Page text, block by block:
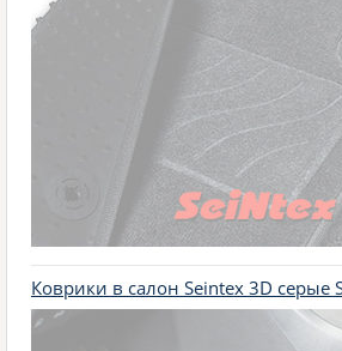
Коврики в салон Seintex 3D серые